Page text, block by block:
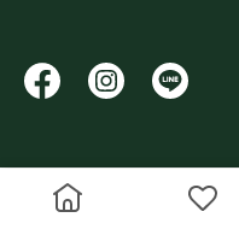
Copyright © 澄交生技All